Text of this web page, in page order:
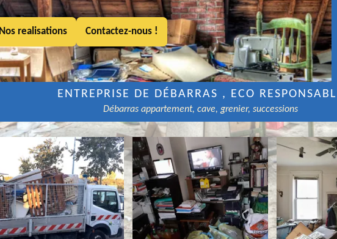
Nos realisations Contactez-nous !
ENTREPRISE DE DÉBARRAS , ECO
Débarras appartement, cave, grenier, successions